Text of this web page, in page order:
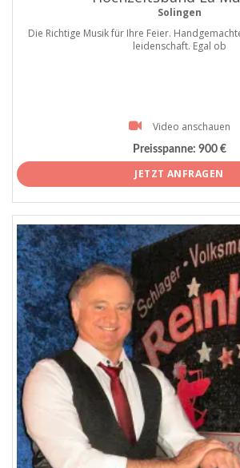
Solingen
Die Richtige Musik für Ihre Feier.
leidenschaft. Egal ob
Video anschauen
Preisspanne: 900 €
JETZT ANFRAGEN